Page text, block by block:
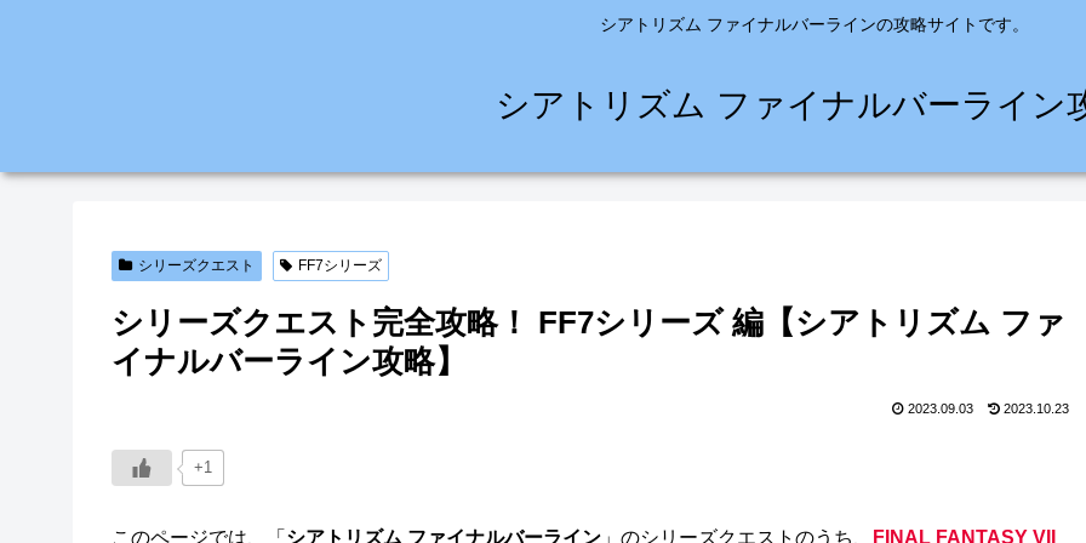
シアトリズム ファイナルバーラインの攻略サイトです。
シアトリズム ファイナルバーライン
シリーズクエスト FF7シリーズ
シリーズクエスト完全攻略！ FF7シリーズ 編【シアトリズム ファ
イナルバーライン攻略】
2023.09.03 2023.10.23
+1
このページでは、「 シアトリズム ファイナルバーライン 」のシリーズクエストのうち、 FINAL FANTASY VII